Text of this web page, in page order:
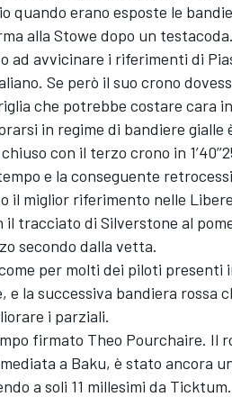
quando erano esposte le
alla Stowe dopo un testacoda.
ad avvicinare i riferimenti di
Se però il suo crono
che potrebbe costare cara
in regime di bandiere gialle
con il terzo crono in
e la conseguente
il miglior riferimento nelle
il tracciato di Silverstone al
secondo dalla vetta.
per molti dei piloti
e la successiva bandiera rossa
i parziali.
firmato Theo Pourchaire. Il
a Baku, è stato ancora
a soli 11 millesimi da Ticktum.